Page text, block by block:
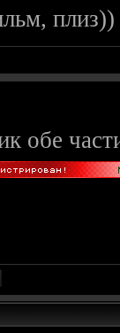
плиз))
обе